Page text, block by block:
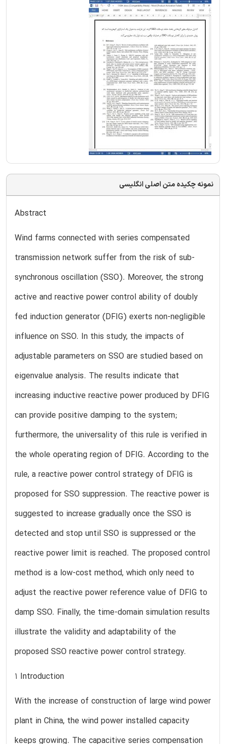
نمونه چکیده متن اصلی انگلیسی
Abstract
Wind farms connected with series compensated
transmission network suffer from the risk of sub-
synchronous oscillation (SSO). Moreover, the strong
active and reactive power control ability of doubly
fed induction generator (DFIG) exerts non-negligible
influence on SSO. In this study, the impacts of
adjustable parameters on SSO are studied based on
eigenvalue analysis. The results indicate that
increasing inductive reactive power produced by DFIG
can provide positive damping to the system;
furthermore, the universality of this rule is verified in
the whole operating region of DFIG. According to the
rule, a reactive power control strategy of DFIG is
proposed for SSO suppression. The reactive power is
suggested to increase gradually once the SSO is
detected and stop until SSO is suppressed or the
reactive power limit is reached. The proposed control
method is a low-cost method, which only need to
adjust the reactive power reference value of DFIG to
damp SSO. Finally, the time-domain simulation results
illustrate the validity and adaptability of the
proposed SSO reactive power control strategy.
1 Introduction
With the increase of construction of large wind power
plant in China, the wind power installed capacity
keeps growing. The capacitive series compensation